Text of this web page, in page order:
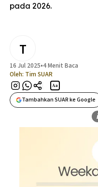
pada 2026.
T
16 Jul 2025•4 Menit Baca
Oleh: Tim SUAR
Aa
Tambahkan SUAR ke Google
i